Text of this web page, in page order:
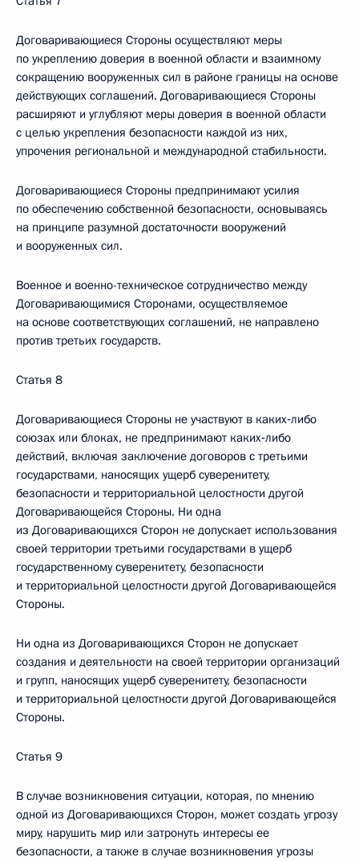
Договаривающиеся Стороны осуществляют меры
по укреплению доверия в военной области и взаимному
сокращению вооруженных сил в районе границы на основе
действующих соглашений. Договаривающиеся Стороны
расширяют и углубляют меры доверия в военной области
с целью укрепления безопасности каждой из них,
упрочения региональной и международной стабильности.
Договаривающиеся Стороны предпринимают усилия
по обеспечению собственной безопасности, основываясь
на принципе разумной достаточности вооружений
и вооруженных сил.
Военное и военно-техническое сотрудничество между
Договаривающимися Сторонами, осуществляемое
на основе соответствующих соглашений, не направлено
против третьих государств.
Статья 8
Договаривающиеся Стороны не участвуют в каких‑либо
союзах или блоках, не предпринимают каких‑либо
действий, включая заключение договоров с третьими
государствами, наносящих ущерб суверенитету,
безопасности и территориальной целостности другой
Договаривающейся Стороны. Ни одна
из Договаривающихся Сторон не допускает использования
своей территории третьими государствами в ущерб
государственному суверенитету, безопасности
и территориальной целостности другой Договаривающейся
Стороны.
Ни одна из Договаривающихся Сторон не допускает
создания и деятельности на своей территории организаций
и групп, наносящих ущерб суверенитету, безопасности
и территориальной целостности другой Договаривающейся
Стороны.
Статья 9
В случае возникновения ситуации, которая, по мнению
одной из Договаривающихся Сторон, может создать угрозу
миру, нарушить мир или затронуть интересы ее
безопасности, а также в случае возникновения угрозы